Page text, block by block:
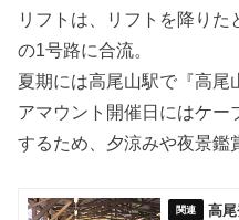
リフトは、リフトを降り
の1号路に合流。
夏期には高尾山駅で『高尾
アマウント開催日にはケー
するため、夕涼みや夜景鑑
高